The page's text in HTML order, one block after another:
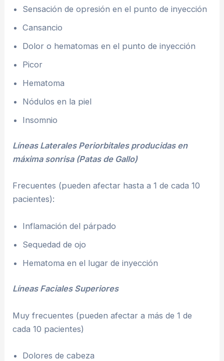
Sensación de opresión en el punto de inyección
Cansancio
Dolor o hematomas en el punto de inyección
Picor
Hematoma
Nódulos en la piel
Insomnio
Líneas Laterales Periorbitales producidas en
máxima sonrisa (Patas de Gallo)
Frecuentes (pueden afectar hasta a 1 de cada 10
pacientes):
Inflamación del párpado
Sequedad de ojo
Hematoma en el lugar de inyección
Líneas Faciales Superiores
Muy frecuentes (pueden afectar a más de 1 de
cada 10 pacientes)
Dolores de cabeza